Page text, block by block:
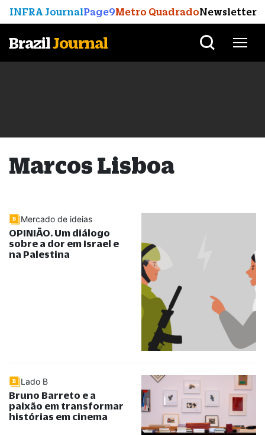
INFRA JournalPage9Metro QuadradoNewsletter
BrazilJournal
Marcos Lisboa
Mercado de ideias
OPINIÃO. Um diálogo
sobre a dor em Israel e
na Palestina
Lado B
Bruno Barreto e a
paixão em transformar
histórias em cinema